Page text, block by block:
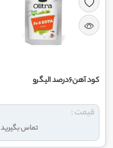
کود آهن6درصد الیگرو
تماس بگیرید
قیمت :